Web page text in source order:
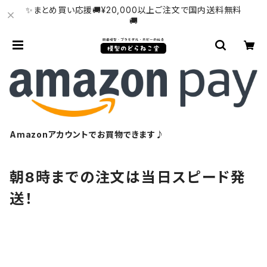
✨まとめ買い応援🚚¥20,000以上ご注文で国内送料無料
🚚
Amazonアカウントでお買物できます♪
朝8時までの注文は当日スピード発
送！